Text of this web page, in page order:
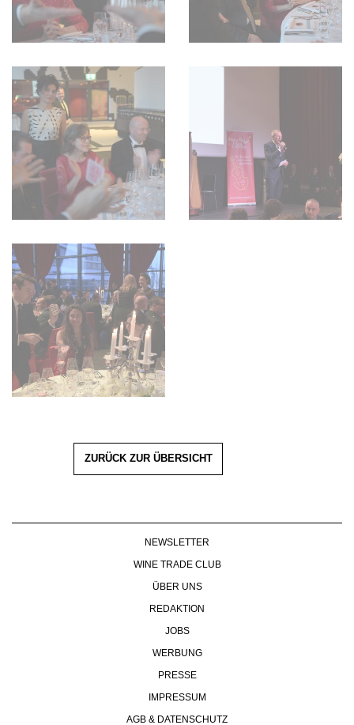
ZURÜCK ZUR ÜBERSICHT
NEWSLETTER
WINE TRADE CLUB
ÜBER UNS
REDAKTION
JOBS
WERBUNG
PRESSE
IMPRESSUM
AGB & DATENSCHUTZ